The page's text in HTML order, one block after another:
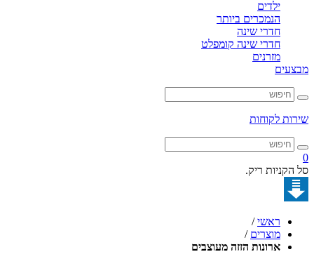
הנמכרים ביותר
חדרי שינה
חדרי שינה קומפלט
מזרנים
לקוחות
ריק.
ראשי
/
מוצרים /
ארונות הזזה מעוצבים